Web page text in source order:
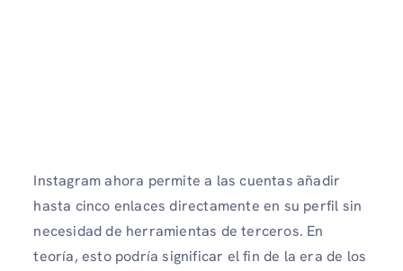
Instagram ahora permite a las cuentas añadir
hasta cinco enlaces directamente en su perfil sin
necesidad de herramientas de terceros. En
teoría, esto podría significar el fin de la era de los